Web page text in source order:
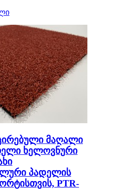
მაღალი
ხელოვნური
პადელის
PTR-